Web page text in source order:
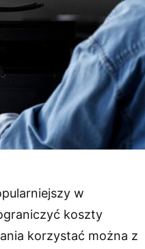
w
koszty
korzystać można z